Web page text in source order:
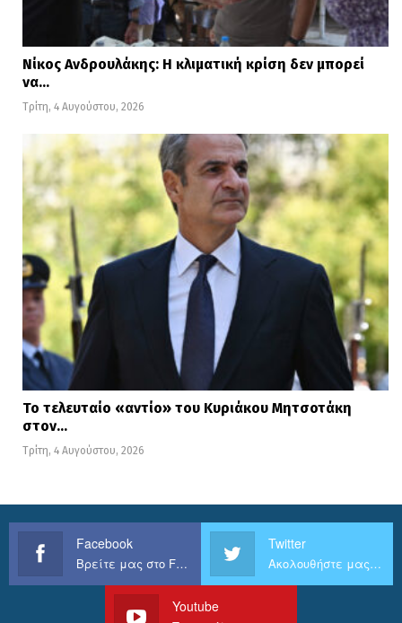
Νίκος Ανδρουλάκης: Η κλιματική κρίση δεν μπορεί
να…
Τρίτη, 4 Αυγούστου, 2026
Το τελευταίο «αντίο» του Κυριάκου Μητσοτάκη
στον…
Τρίτη, 4 Αυγούστου, 2026
Facebook
Βρείτε μας στο Facebook
Twitter
Ακολουθήστε μας στο Twitter
Youtube